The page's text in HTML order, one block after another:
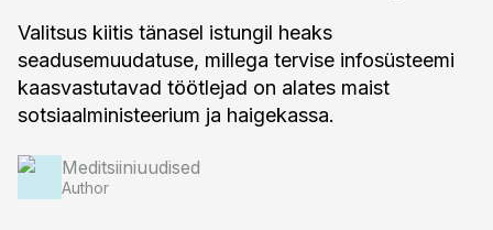
Valitsus kiitis tänasel istungil heaks
seadusemuudatuse, millega tervise infosüsteemi
kaasvastutavad töötlejad on alates maist
sotsiaalministeerium ja haigekassa.
Meditsiiniuudised
Author